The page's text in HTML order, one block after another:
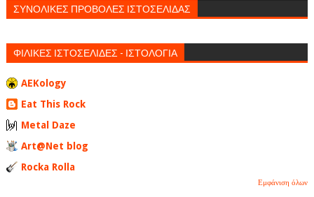
ΣΥΝΟΛΙΚΕΣ ΠΡΟΒΟΛΕΣ ΙΣΤΟΣΕΛΙΔΑΣ
ΦΙΛΙΚΕΣ ΙΣΤΟΣΕΛΙΔΕΣ - ΙΣΤΟΛΟΓΙΑ
AEKology
Eat This Rock
Metal Daze
Art@Net blog
Rocka Rolla
Εμφάνιση όλων